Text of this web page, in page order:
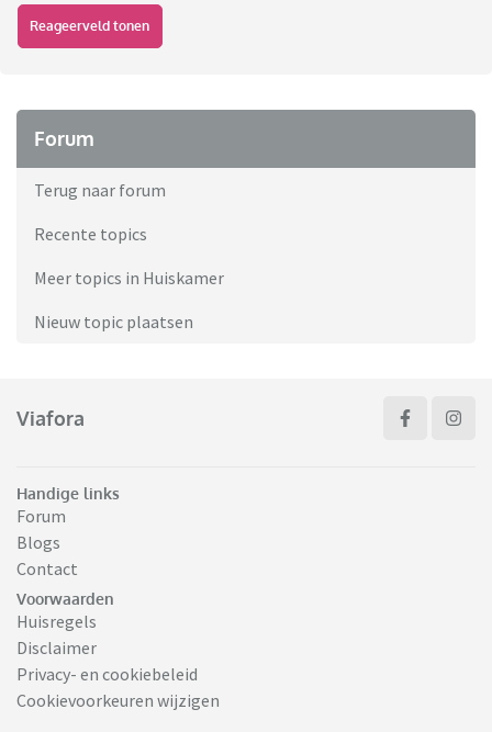
Reageerveld tonen
Forum
Terug naar forum
Recente topics
Meer topics in Huiskamer
Nieuw topic plaatsen
Viafora
Handige links
Forum
Blogs
Contact
Voorwaarden
Huisregels
Disclaimer
Privacy- en cookiebeleid
Cookievoorkeuren wijzigen